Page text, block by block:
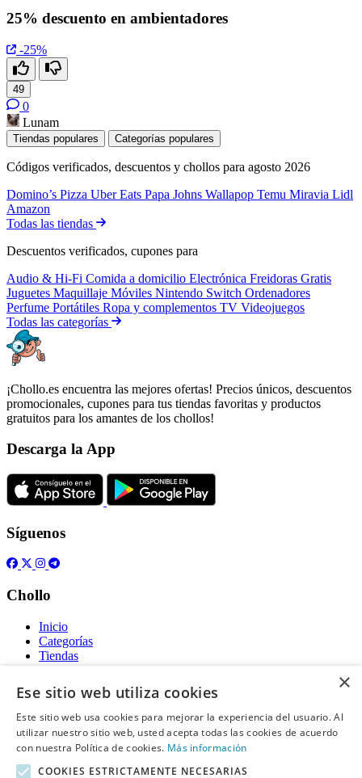
25% descuento en ambientadores
-25%
49
0
Lunam
Tiendas populares Categorías populares
Códigos verificados, descuentos y chollos para agosto 2026
Domino’s Pizza Uber Eats Papa Johns Wallapop Temu Miravia Lidl
Amazon
Todas las tiendas
Descuentos verificados, cupones para
Audio & Hi-Fi Comida a domicilio Electrónica Freidoras Gratis
Juguetes Maquillaje Móviles Nintendo Switch Ordenadores
Perfume Portátiles Ropa y complementos TV Videojuegos
Todas las categorías
¡Chollo.es encuentra las mejores ofertas! Precios únicos, descuentos
promocionales, cupones para tus tiendas favoritas y productos
gratuitos para los amantes de los chollos!
Descarga la App
Síguenos
Chollo
Inicio
Categorías
Tiendas
Gratis
Acerca de
Sobre nosotros
Contacto
×
Ese sitio web utiliza cookies
Este sitio web usa cookies para mejorar la experiencia del usuario. Al
utilizar nuestro sitio web, usted acepta todas las cookies de acuerdo
con nuestra Política de cookies. Más información
COOKIES ESTRICTAMENTE NECESARIAS